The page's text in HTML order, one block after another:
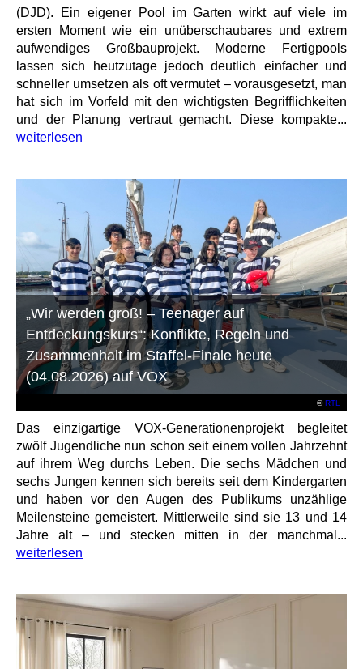
(DJD). Ein eigener Pool im Garten wirkt auf viele im
ersten Moment wie ein unüberschaubares und extrem
aufwendiges Großbauprojekt. Moderne Fertigpools
lassen sich heutzutage jedoch deutlich einfacher und
schneller umsetzen als oft vermutet – vorausgesetzt, man
hat sich im Vorfeld mit den wichtigsten Begrifflichkeiten
und der Planung vertraut gemacht. Diese kompakte...
weiterlesen
©RTL
„Wir werden groß! – Teenager auf
Entdeckungskurs“: Konflikte, Regeln und
Zusammenhalt im Staffel-Finale heute
(04.08.2026) auf VOX
Das einzigartige VOX-Generationenprojekt begleitet
zwölf Jugendliche nun schon seit einem vollen Jahrzehnt
auf ihrem Weg durchs Leben. Die sechs Mädchen und
sechs Jungen kennen sich bereits seit dem Kindergarten
und haben vor den Augen des Publikums unzählige
Meilensteine gemeistert. Mittlerweile sind sie 13 und 14
Jahre alt – und stecken mitten in der manchmal...
weiterlesen